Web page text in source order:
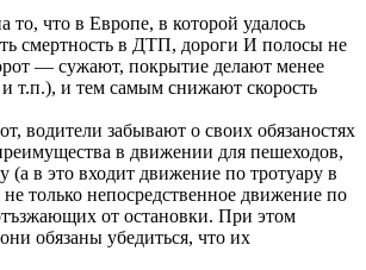
то, что в Европе, в которой удалось
смертность в ДТП, дороги И полосы не
— сужают, покрытие делают менее
т.п.), и тем самым снижают скорость
водители забывают о своих обязаностях
в движении для пешеходов,
(а в это входит движение по тротуару в
только непосредственное движение по
от остановки. При этом
обязаны убедиться, что их